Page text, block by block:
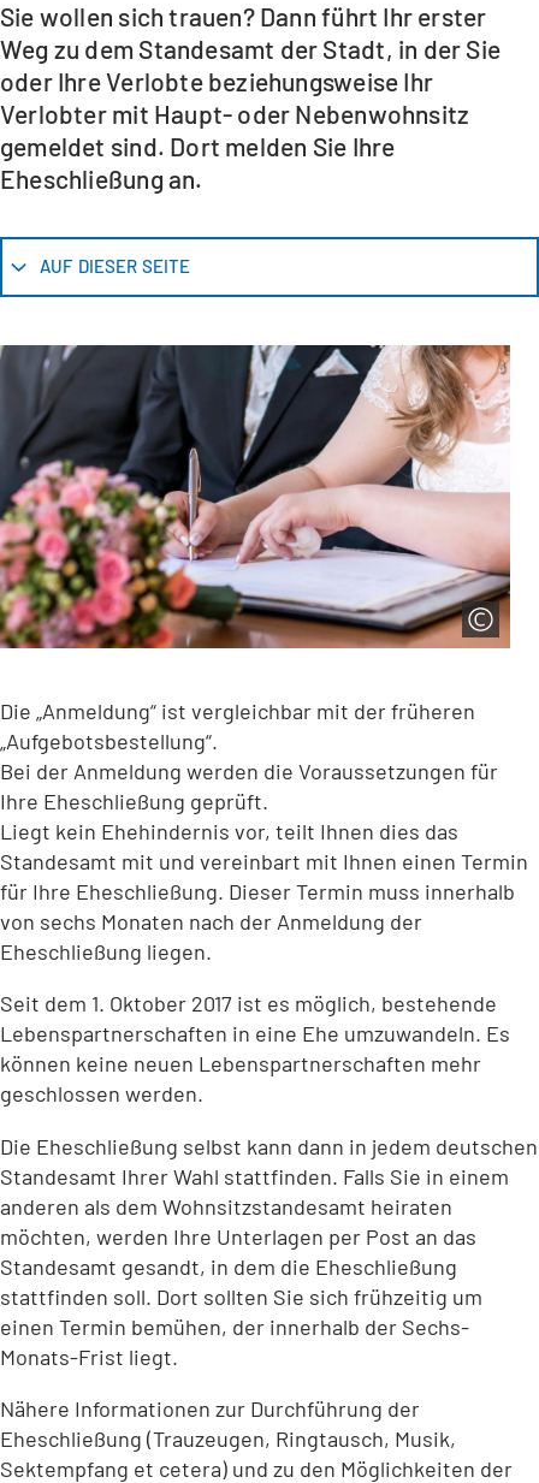
Sie wollen sich trauen? Dann führt Ihr erster
Weg zu dem Standesamt der Stadt, in der Sie
oder Ihre Verlobte beziehungsweise Ihr
Verlobter mit Haupt- oder Nebenwohnsitz
gemeldet sind. Dort melden Sie Ihre
Eheschließung an.
AUF DIESER SEITE
Die „Anmeldung“ ist vergleichbar mit der früheren
„Aufgebotsbestellung“.
Bei der Anmeldung werden die Voraussetzungen für
Ihre Eheschließung geprüft.
Liegt kein Ehehindernis vor, teilt Ihnen dies das
Standesamt mit und vereinbart mit Ihnen einen Termin
für Ihre Eheschließung. Dieser Termin muss innerhalb
von sechs Monaten nach der Anmeldung der
Eheschließung liegen.
Seit dem 1. Oktober 2017 ist es möglich, bestehende
Lebenspartnerschaften in eine Ehe umzuwandeln. Es
können keine neuen Lebenspartnerschaften mehr
geschlossen werden.
Die Eheschließung selbst kann dann in jedem deutschen
Standesamt Ihrer Wahl stattfinden. Falls Sie in einem
anderen als dem Wohnsitzstandesamt heiraten
möchten, werden Ihre Unterlagen per Post an das
Standesamt gesandt, in dem die Eheschließung
stattfinden soll. Dort sollten Sie sich frühzeitig um
einen Termin bemühen, der innerhalb der Sechs-
Monats-Frist liegt.
Nähere Informationen zur Durchführung der
Eheschließung (Trauzeugen, Ringtausch, Musik,
Sektempfang et cetera) und zu den Möglichkeiten der